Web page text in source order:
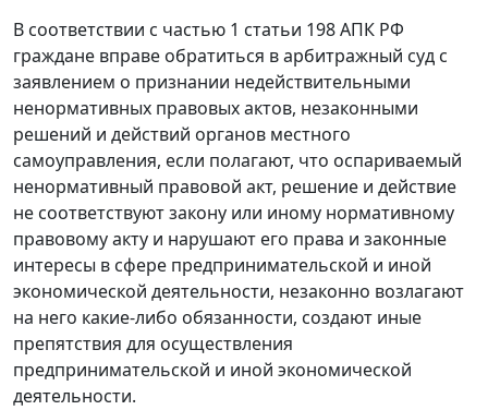
В соответствии с частью 1 статьи 198АПК РФ
граждане вправе обратиться в арбитражный суд с
заявлением о признании недействительными
ненормативных правовых актов, незаконными
решений и действий органов местного
самоуправления, если полагают, что оспариваемый
ненормативный правовой акт, решение и действие
не соответствуют закону или иному нормативному
правовому акту и нарушают его права и законные
интересы в сфере предпринимательской и иной
экономической деятельности, незаконно возлагают
на него какие-либо обязанности, создают иные
препятствия для осуществления
предпринимательской и иной экономической
деятельности.